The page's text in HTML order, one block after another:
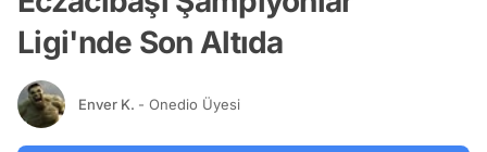
Ligi'nde Son Altıda
Enver K. - Onedio Üyesi